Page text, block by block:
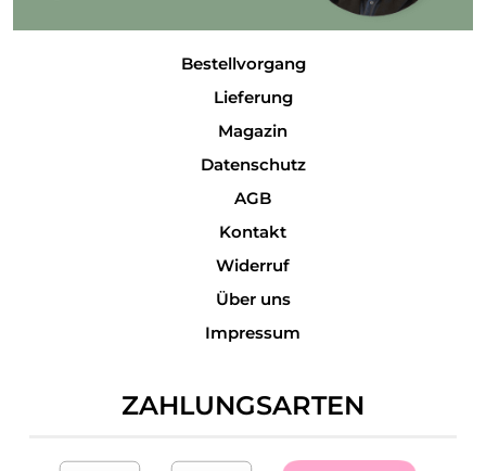
Bestellvorgang
Lieferung
Magazin
Datenschutz
AGB
Kontakt
Widerruf
Über uns
Impressum
ZAHLUNGSARTEN